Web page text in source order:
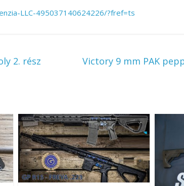
LLC-495037140624226/?fref=ts
2. rész Victory 9 mm PAK